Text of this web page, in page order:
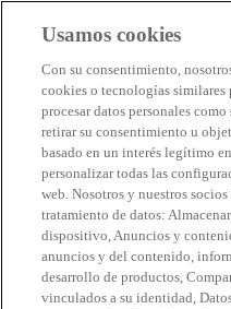
Empresas Biosphere
Cómo valoramos
Quienes somos
ES
English
Português
Français
Català
Deutsch
Türkçe
Usamos cookies
Con su consentimiento,
cookies o tecnologías similares
procesar datos personales
retirar su consentimiento u
basado en un interés legítimo
personalizar todas las
web. Nosotros y nuestros
tratamiento de datos:
dispositivo, Anuncios y
anuncios y del contenido,
desarrollo de productos,
vinculados a su identidad,